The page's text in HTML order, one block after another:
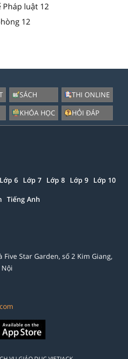
luật 12
12
SÁCH
KHÓA HỌC
THI ONLINE
HỎI ĐÁP
Lớp 6 Lớp 7 Lớp 8 Lớp 9 Lớp 10
Tiếng Anh
Five Star Garden, số 2 Kim Giang,